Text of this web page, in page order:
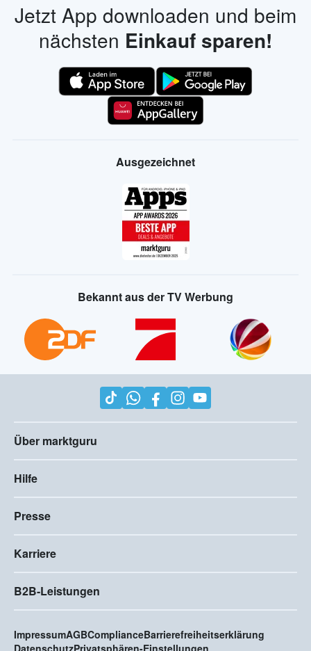
Jetzt App downloaden und beim
nächsten Einkauf sparen!
Ausgezeichnet
Bekannt aus der TV Werbung
Über marktguru
Hilfe
Presse
Karriere
B2B-Leistungen
ImpressumAGBComplianceBarrierefreiheitserklärung
DatenschutzPrivatsphären-Einstellungen